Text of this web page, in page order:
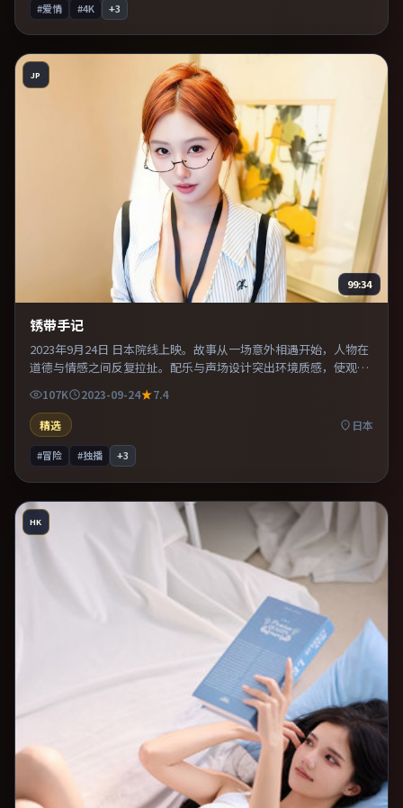
#爱情 #4K +3
JP
99:34
锈带手记
2023年9月24日 日本院线上映。故事从一场意外相遇开始，人物在
道德与情感之间反复拉扯。配乐与声场设计突出环境质感，使观众
更易沉浸其中。既有类型片爽感，也保留作者表达，口碑潜力不
俗。
107K 2023-09-24
7.4
精选
日本
#冒险 #独播 +3
HK